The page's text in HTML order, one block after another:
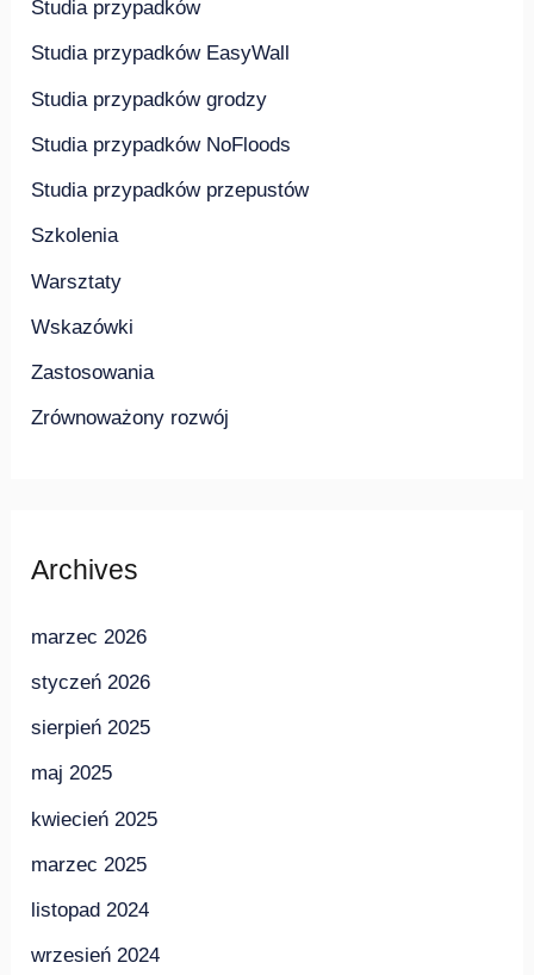
Studia przypadków
Studia przypadków EasyWall
Studia przypadków grodzy
Studia przypadków NoFloods
Studia przypadków przepustów
Szkolenia
Warsztaty
Wskazówki
Zastosowania
Zrównoważony rozwój
Archives
marzec 2026
styczeń 2026
sierpień 2025
maj 2025
kwiecień 2025
marzec 2025
listopad 2024
wrzesień 2024